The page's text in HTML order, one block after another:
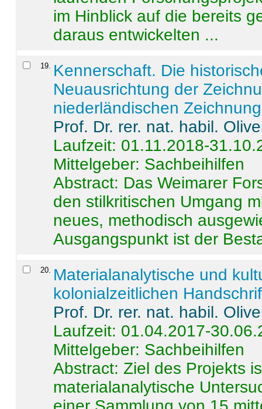
im Hinblick auf die bereits
daraus entwickelten ...
19
Kennerschaft. Die
Neuausrichtung der
niederländischen
Prof. Dr. rer. nat. habil.
Laufzeit: 01.11.2018-
Mittelgeber: Sachbeihilfen
Abstract: Das Weimarer
den stilkritischen Umgang
neues, methodisch
Ausgangspunkt ist der
20
Materialanalytische und
kolonialzeitlichen
Prof. Dr. rer. nat. habil.
Laufzeit: 01.04.2017-
Mittelgeber: Sachbeihilfen
Abstract:Ziel des Projekts
materialanalytische